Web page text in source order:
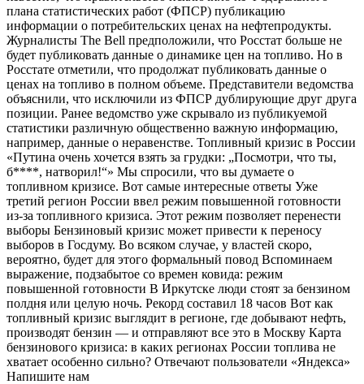
плана статистических работ (ФПСР) публикацию
информации о потребительских ценах на нефтепродукты.
Журналисты The Bell предположили, что Росстат больше не
будет публиковать данные о динамике цен на топливо. Но в
Росстате отметили, что продолжат публиковать данные о
ценах на топливо в полном объеме. Представители ведомства
объяснили, что исключили из ФПСР дублирующие друг друга
позиции. Ранее ведомство уже скрывало из публикуемой
статистики различную общественно важную информацию,
например, данные о неравенстве. Топливный кризис в России
«Путина очень хочется взять за грудки: „Посмотри, что ты,
б****, натворил!“» Мы спросили, что вы думаете о
топливном кризисе. Вот самые интересные ответы Уже
третий регион России ввел режим повышенной готовности
из-за топливного кризиса. Этот режим позволяет перенести
выборы Бензиновый кризис может привести к переносу
выборов в Госдуму. Во всяком случае, у властей скоро,
вероятно, будет для этого формальный повод Вспоминаем
выражение, подзабытое со времен ковида: режим
повышенной готовности В Иркутске люди стоят за бензином
полдня или целую ночь. Рекорд составил 18 часов Вот как
топливный кризис выглядит в регионе, где добывают нефть,
производят бензин — и отправляют все это в Москву Карта
бензинового кризиса: в каких регионах России топлива не
хватает особенно сильно? Отвечают пользователи «Яндекса»
Напишите нам